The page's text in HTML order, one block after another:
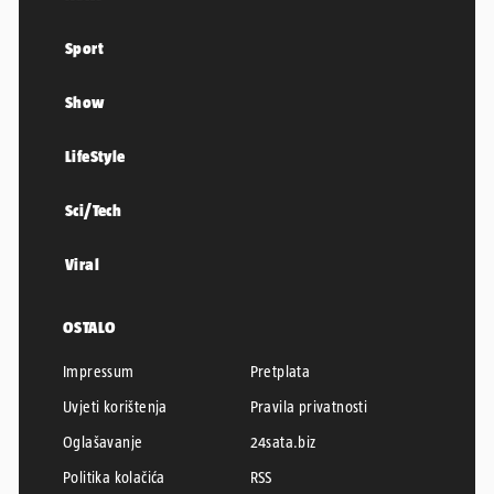
Sport
Show
LifeStyle
Sci/Tech
Viral
OSTALO
Impressum
Pretplata
Uvjeti korištenja
Pravila privatnosti
Oglašavanje
24sata.biz
Politika kolačića
RSS